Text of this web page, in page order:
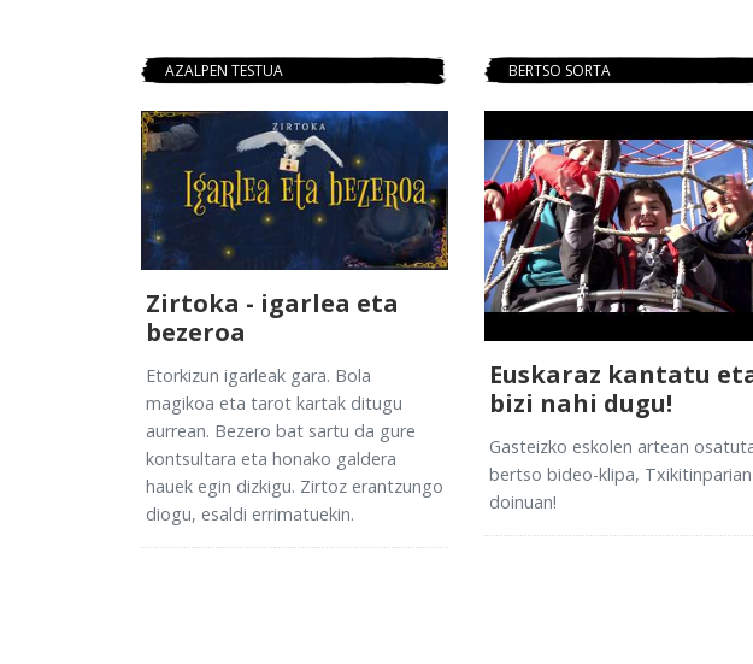
AZALPEN TESTUA
Zirtoka - igarlea eta
bezeroa
Etorkizun igarleak gara. Bola
magikoa eta tarot kartak ditugu
aurrean. Bezero bat sartu da gure
kontsultara eta honako galdera
hauek egin dizkigu. Zirtoz erantzungo
diogu, esaldi errimatuekin.
BERTSO SORTA
Euskaraz kantatu
bizi nahi dugu!
Gasteizko eskolen artean
bertso bideo-klipa, Txikitinparian
doinuan!